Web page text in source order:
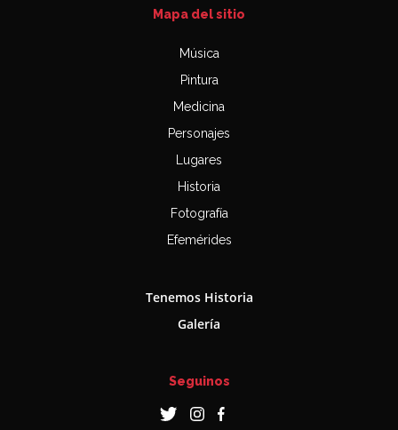
Mapa del sitio
Música
Pintura
Medicina
Personajes
Lugares
Historia
Fotografía
Efemérides
Tenemos Historia
Galería
Seguinos